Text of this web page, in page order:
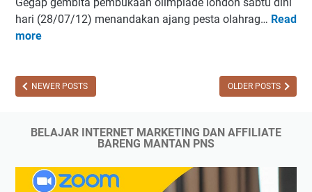
H
hari (28/07/12) menandakan ajang pesta olahrag… Read
more
O
p
d
R
a
NEWER POSTS OLDER POSTS
BELAJAR INTERNET MARKETING DAN AFFILIATE
BARENG MANTAN PNS